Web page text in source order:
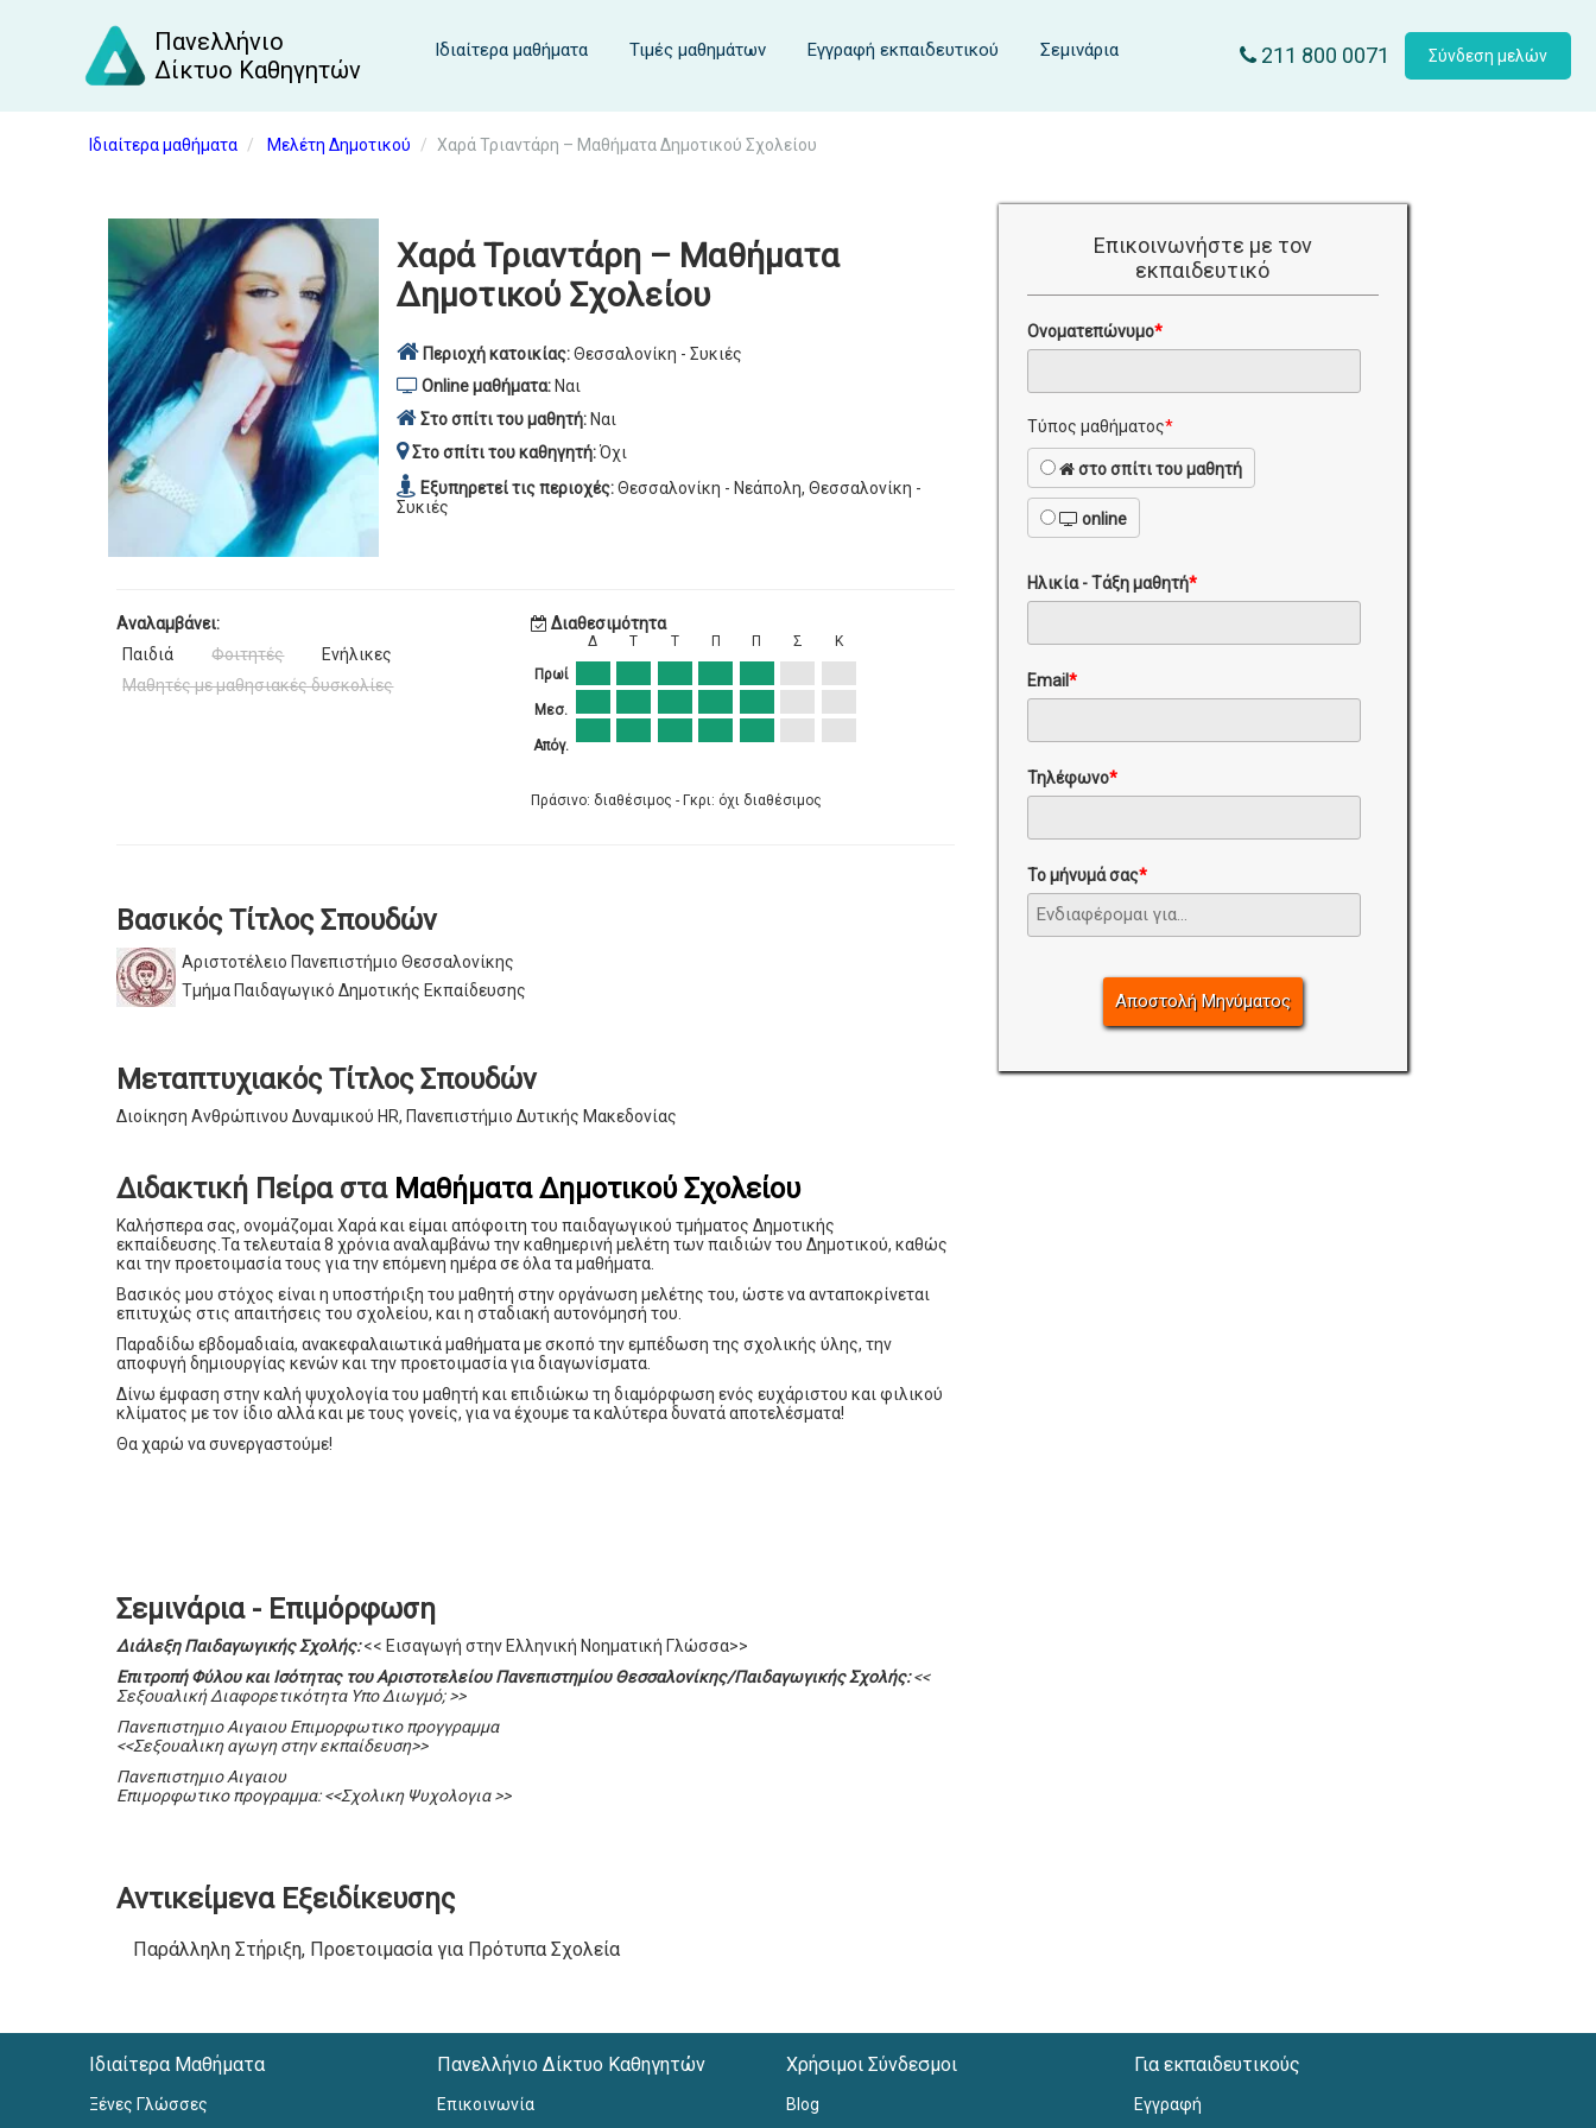
Πανελλήνιο
Δίκτυο Καθηγητών
Ιδιαίτερα μαθήματα Τιμές μαθημάτων Εγγραφή εκπαιδευτικού Σεμινάρια 211 800 0071 Σύνδεση μελών
Ιδιαίτερα μαθήματα Μελέτη Δημοτικού Χαρά Τριαντάρη – Μαθήματα Δημοτικού Σχολείου
Χαρά Τριαντάρη – Μαθήματα
Δημοτικού Σχολείου
Περιοχή κατοικίας:Θεσσαλονίκη - Συκιές
Online μαθήματα:Ναι
Στο σπίτι του μαθητή:Ναι
Στο σπίτι του καθηγητή:Όχι
Εξυπηρετεί τις περιοχές:Θεσσαλονίκη - Νεάπολη, Θεσσαλονίκη -
Συκιές
Αναλαμβάνει:
Παιδιά
Φοιτητές
Ενήλικες
Μαθητές με μαθησιακές δυσκολίες
Διαθεσιμότητα
Πρωί
Μεσ.
Απόγ.
Δ Τ Τ Π Π Σ Κ
Πράσινο: διαθέσιμος - Γκρι: όχι διαθέσιμος
Βασικός Τίτλος Σπουδών
Αριστοτέλειο Πανεπιστήμιο Θεσσαλονίκης
Τμήμα Παιδαγωγικό Δημοτικής Εκπαίδευσης
Μεταπτυχιακός Τίτλος Σπουδών
Διοίκηση Ανθρώπινου Δυναμικού HR, Πανεπιστήμιο Δυτικής Μακεδονίας
Διδακτική Πείρα στα Μαθήματα Δημοτικού Σχολείου
Καλήσπερα σας, ονομάζομαι Χαρά και είμαι απόφοιτη του παιδαγωγικού τμήματος Δημοτικής
εκπαίδευσης.Τα τελευταία 8 χρόνια αναλαμβάνω την καθημερινή μελέτη των παιδιών του Δημοτικού, καθώς
και την προετοιμασία τους για την επόμενη ημέρα σε όλα τα μαθήματα.
Βασικός μου στόχος είναι η υποστήριξη του μαθητή στην οργάνωση μελέτης του, ώστε να ανταποκρίνεται
επιτυχώς στις απαιτήσεις του σχολείου, και η σταδιακή αυτονόμησή του.
Παραδίδω εβδομαδιαία, ανακεφαλαιωτικά μαθήματα με σκοπό την εμπέδωση της σχολικής ύλης, την
αποφυγή δημιουργίας κενών και την προετοιμασία για διαγωνίσματα.
Δίνω έμφαση στην καλή ψυχολογία του μαθητή και επιδιώκω τη διαμόρφωση ενός ευχάριστου και φιλικού
κλίματος με τον ίδιο αλλά και με τους γονείς, για να έχουμε τα καλύτερα δυνατά αποτελέσματα!
Θα χαρώ να συνεργαστούμε!
Σεμινάρια - Επιμόρφωση
Διάλεξη Παιδαγωγικής Σχολής:<< Εισαγωγή στην Ελληνική Νοηματική Γλώσσα>>
Επιτροπή Φύλου και Ισότητας του Αριστοτελείου Πανεπιστημίου Θεσσαλονίκης/Παιδαγωγικής Σχολής:<<
Σεξουαλική Διαφορετικότητα Υπο Διωγμό; >>
Πανεπιστημιο Αιγαιου Επιμορφωτικο προγγραμμα
<<Σεξουαλικη αγωγη στην εκπαίδευση>>
Πανεπιστημιο Αιγαιου
Επιμορφωτικο προγραμμα: <<Σχολικη Ψυχολογια >>
Αντικείμενα Εξειδίκευσης
Παράλληλη Στήριξη, Προετοιμασία για Πρότυπα Σχολεία
Επικοινωνήστε με τον
εκπαιδευτικό
Ονοματεπώνυμο*
Τύπος μαθήματος*
στο σπίτι του μαθητή
online
Ηλικία - Τάξη μαθητή*
Email*
Τηλέφωνο*
Το μήνυμά σας*
Ιδιαίτερα Μαθήματα
Ξένες Γλώσσες
Πανελλήνιο Δίκτυο Καθηγητών
Επικοινωνία
Χρήσιμοι Σύνδεσμοι
Blog
Για εκπαιδευτικούς
Εγγραφή